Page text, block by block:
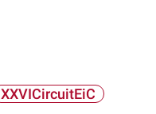
XXVICircuitEiC